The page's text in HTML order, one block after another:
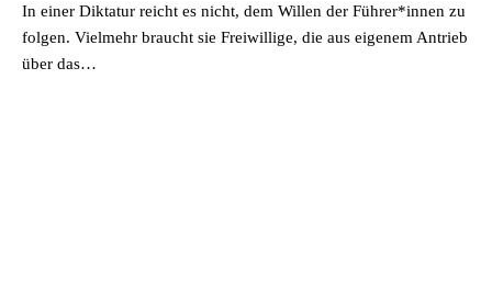
In einer Diktatur reicht es nicht, dem Willen der Führer*innen zu
folgen. Vielmehr braucht sie Freiwillige, die aus eigenem Antrieb
über das…